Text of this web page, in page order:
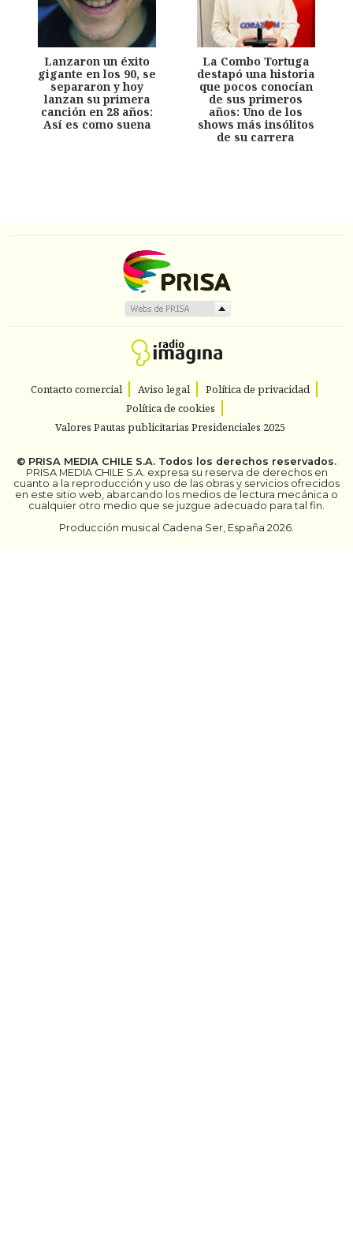
Lanzaron un éxito
gigante en los 90, se
separaron y hoy
lanzan su primera
canción en 28 años:
Así es como suena
La Combo Tortuga
destapó una historia
que pocos conocían
de sus primeros
años: Uno de los
shows más insólitos
de su carrera
Contacto comercial Aviso legal
Política de privacidad
Política de cookies
Valores Pautas publicitarias Presidenciales 2025
© PRISA MEDIA CHILE S.A. Todos los derechos reservados.
PRISA MEDIA CHILE S.A. expresa su reserva de derechos en
cuanto a la reproducción y uso de las obras y servicios ofrecidos
en este sitio web, abarcando los medios de lectura mecánica o
cualquier otro medio que se juzgue adecuado para tal fin.
Producción musical Cadena Ser, España 2026.